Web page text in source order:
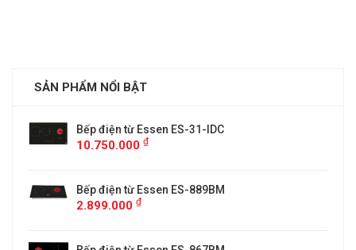
SẢN PHẨM NỔI BẬT
Bếp điện từ Essen ES-31-IDC
10.750.000 ₫
Bếp điện từ Essen ES-889BM
2.899.000 ₫